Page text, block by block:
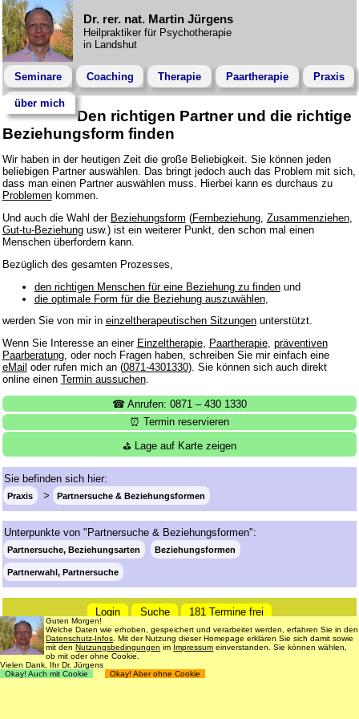
Dr. rer. nat. Martin Jürgens
Heilpraktiker für Psychotherapie
in Landshut
Seminare Coaching Therapie Paartherapie Praxis
über mich
Den richtigen Partner und die richtige
Beziehungsform finden
Wir haben in der heutigen Zeit die große Beliebigkeit. Sie können jeden
beliebigen Partner auswählen. Das bringt jedoch auch das Problem mit sich,
dass man einen Partner auswählen muss. Hierbei kann es durchaus zu
Problemenkommen.
Und auch die Wahl der Beziehungsform (Fernbeziehung, Zusammenziehen,
Gut-tu-Beziehungusw.) ist ein weiterer Punkt, den schon mal einen
Menschen überfordern kann.
Bezüglich des gesamten Prozesses,
den richtigen Menschen für eine Beziehung zu findenund
die optimale Form für die Beziehung auszuwählen,
werden Sie von mir in einzeltherapeutischen Sitzungenunterstützt.
Wenn Sie Interesse an einer Einzeltherapie, Paartherapie, präventiven
Paarberatung, oder noch Fragen haben, schreiben Sie mir einfach eine
eMail oder rufen mich an (0871-4301330). Sie können sich auch direkt
online einen Termin aussuchen.
☎ Anrufen: 0871 – 430 1330
⏰ Termin reservieren
⛳ Lage auf Karte zeigen
Sie befinden sich hier:
Praxis Partnersuche & Beziehungsformen
Unterpunkte von "Partnersuche & Beziehungsformen":
Partnersuche, Beziehungsarten Beziehungsformen
Partnerwahl, Partnersuche
Login Suche
181 Termine frei
Datenschutz
Impressum Nutzungsbedingungen
© 1998 - 2018Dr. rer. nat. Martin Jürgens
Guten Morgen!
Welche Daten wie erhoben, gespeichert und verarbeitet werden, erfahren Sie in den
Datenschutz-Infos . Mit der Nutzung dieser Homepage erklären Sie sich damit sowie
mit denNutzungsbedingungen im Impressum einverstanden. Sie können wählen,
ob mit oder ohne Cookie.
Vielen Dank, Ihr Dr. Jürgens
Okay! Auch mit Cookie
Okay! Aber ohne Cookie